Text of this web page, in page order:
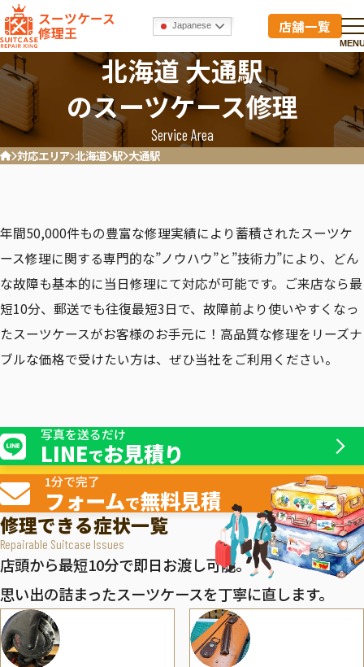
スーツケース
修理王 Japanese 店舗一覧
北海道 大通駅
のスーツケース修理
Service Area
ホーム対応エリア 北海道 駅 大通駅
年間50,000件もの豊富な修理実績により蓄積されたスーツケ
ース修理に関する専門的な”ノウハウ”と”技術力”により、どん
な故障も基本的に当日修理にて対応が可能です。ご来店なら最
短10分、郵送でも往復最短3日で、故障前より使いやすくなっ
たスーツケースがお客様のお手元に！高品質な修理をリーズナ
ブルな価格で受けたい方は、ぜひ当社をご利用ください。
写真を送るだけ
LINEでお見積り
1分で完了
フォームで無料見積
修理できる症状一覧
Repairable Suitcase Issues
店頭から最短10分で即日お渡し可能。
思い出の詰まったスーツケースを丁寧に直します。